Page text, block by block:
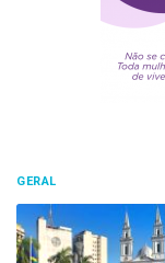
GERAL